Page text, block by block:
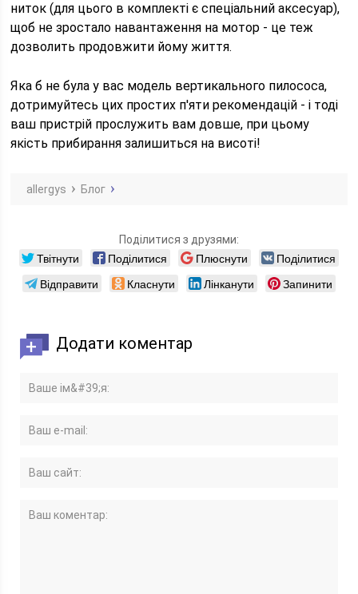
ниток (для цього в комплекті є спеціальний аксесуар),
щоб не зростало навантаження на мотор - це теж
дозволить продовжити йому життя.
Яка б не була у вас модель вертикального пилососа,
дотримуйтесь цих простих п'яти рекомендацій - і тоді
ваш пристрій прослужить вам довше, при цьому
якість прибирання залишиться на висоті!
allergys Блог
Поділитися з друзями:
Твітнути Поділитися Плюснути
Поділитися
Відправити
Класнути Лінканути Запинити
Додати коментар